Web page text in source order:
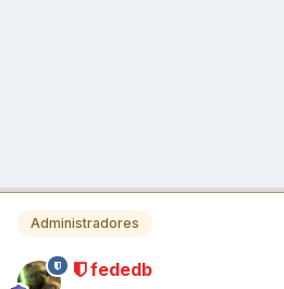
Administradores
fededb